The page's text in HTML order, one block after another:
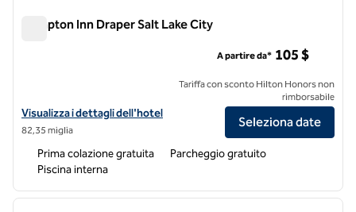
Hampton Inn Draper Salt Lake City
Visualizza i dettagli dell'hotel Hampton Inn Draper Salt Lake City
Visualizza i dettagli dell'hotel
82,35 miglia
A partire da* 105 $
Tariffa con sconto Hilton Honors non
rimborsabile
Seleziona date
Prima colazione gratuita
Parcheggio gratuito
Piscina interna
1 di 12